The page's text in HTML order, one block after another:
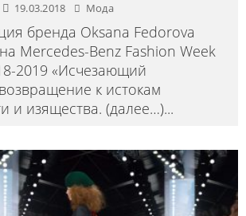
19.03.2018 Мода
бренда Oksana Fedorova
Mercedes-Benz Fashion Week
2019 «Исчезающий
к истокам
и изящества. (далее…)...